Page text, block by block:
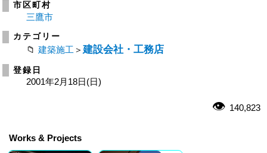
市区町村
三鷹市
カテゴリー
建築施工 ＞ 建設会社・工務店
登録日
2001年2月18日(日)
140,823
Works & Projects